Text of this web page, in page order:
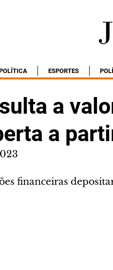
ESPORTES
a
a
financeiras